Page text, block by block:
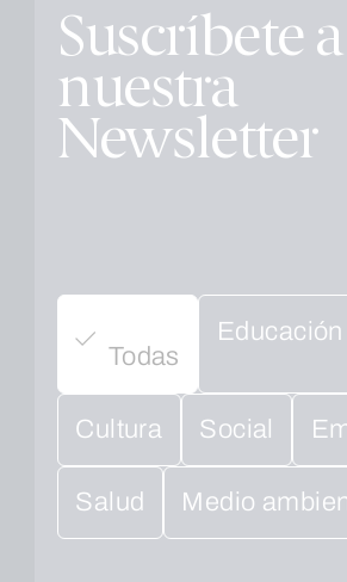
Suscríbete a
nuestra
Newsletter
Todas
Educación
Cultura Social
Salud Medio